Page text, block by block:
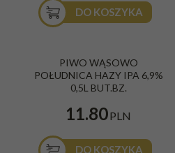
DO KOSZYKA
PIWO WĄSOWO
POŁUDNICA HAZY IPA 6,9%
0,5L BUT.BZ.
11.80PLN
DO KOSZYKA